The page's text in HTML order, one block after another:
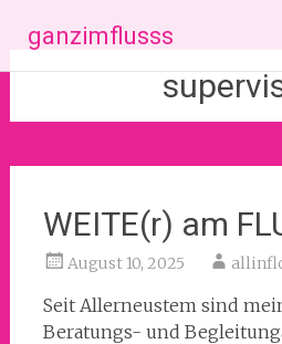
Inhalt
springen
ganzimflusss
WEITE(r) am
August 10, 2025
Seit Allerneustem sind
Beratungs- und